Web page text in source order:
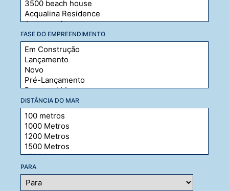
FASE DO EMPREENDIMENTO
DISTÂNCIA DO MAR
PARA